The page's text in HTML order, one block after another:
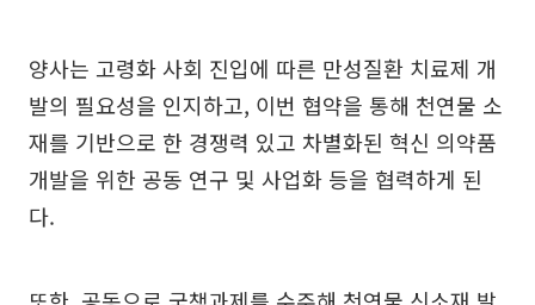
양사는 고령화 사회 진입에 따른 만성질환 치료제 개
발의 필요성을 인지하고, 이번 협약을 통해 천연물 소
재를 기반으로 한 경쟁력 있고 차별화된 혁신 의약품
개발을 위한 공동 연구 및 사업화 등을 협력하게 된
다.